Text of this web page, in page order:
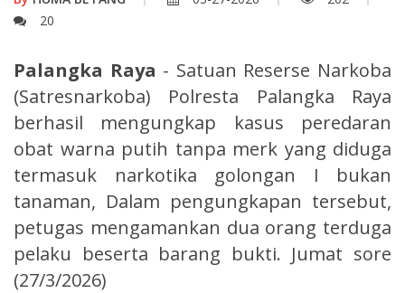
20
Palangka Raya - Satuan Reserse Narkoba
(Satresnarkoba) Polresta Palangka Raya
berhasil mengungkap kasus peredaran
obat warna putih tanpa merk yang diduga
termasuk narkotika golongan I bukan
tanaman, Dalam pengungkapan tersebut,
petugas mengamankan dua orang terduga
pelaku beserta barang bukti. Jumat sore
(27/3/2026)